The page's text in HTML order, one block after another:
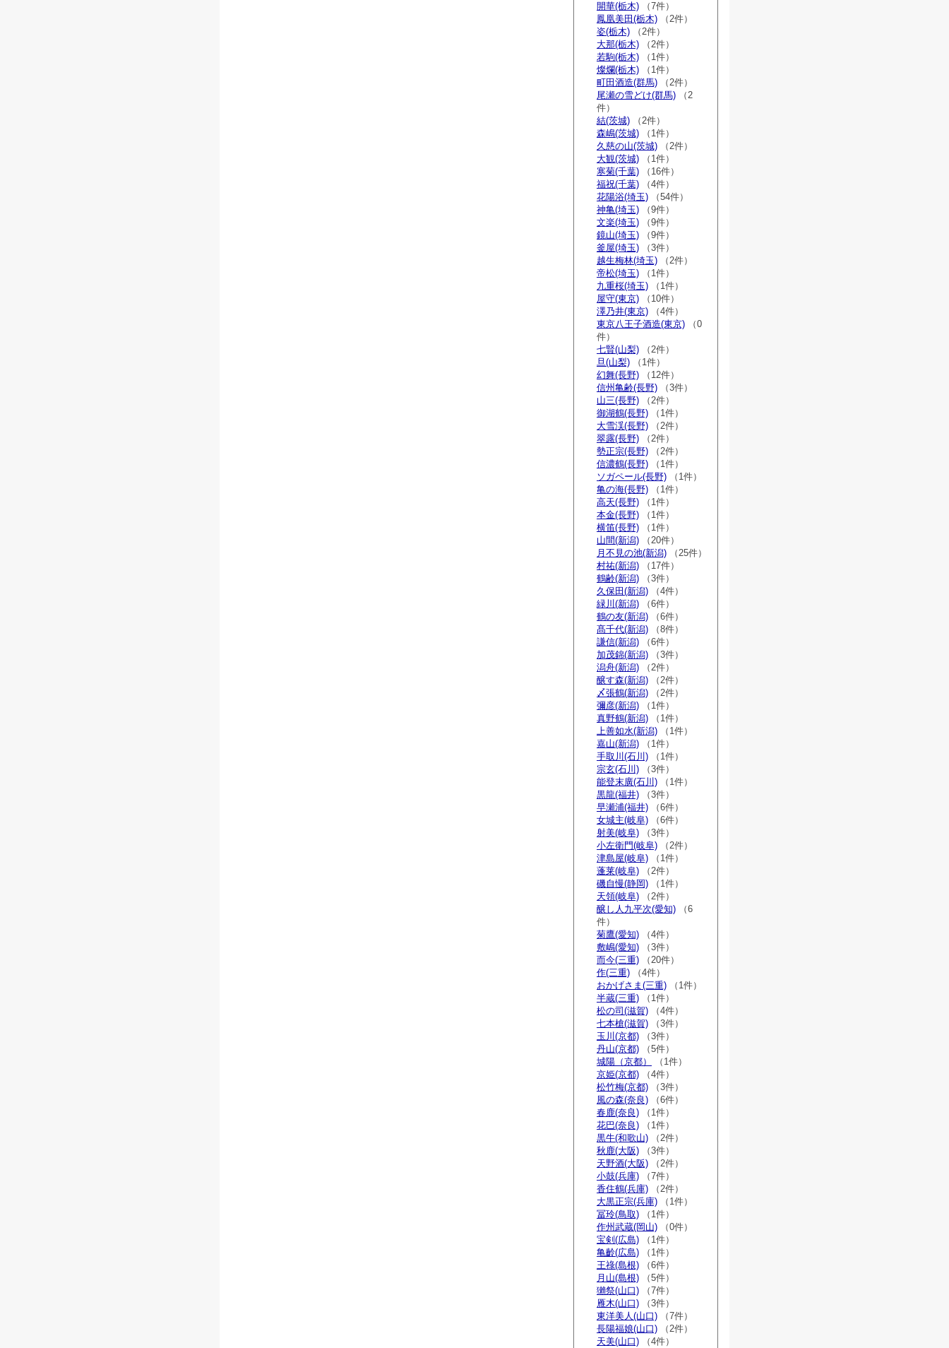
開華(栃木) （7件）
鳳凰美田(栃木) （2件）
姿(栃木) （2件）
大那(栃木) （2件）
若駒(栃木) （1件）
燦爛(栃木) （1件）
町田酒造(群馬) （2件）
尾瀬の雪どけ(群馬) （2
件）
結(茨城) （2件）
森嶋(茨城) （1件）
久慈の山(茨城) （2件）
大観(茨城) （1件）
寒菊(千葉) （16件）
福祝(千葉) （4件）
花陽浴(埼玉) （54件）
神亀(埼玉) （9件）
文楽(埼玉) （9件）
鏡山(埼玉) （9件）
釜屋(埼玉) （3件）
越生梅林(埼玉) （2件）
帝松(埼玉) （1件）
九重桜(埼玉) （1件）
屋守(東京) （10件）
澤乃井(東京) （4件）
東京八王子酒造(東京) （0
件）
七賢(山梨) （2件）
旦(山梨) （1件）
幻舞(長野) （12件）
信州亀齢(長野) （3件）
山三(長野) （2件）
御湖鶴(長野) （1件）
大雪渓(長野) （2件）
翠露(長野) （2件）
勢正宗(長野) （2件）
信濃鶴(長野) （1件）
ソガペール(長野) （1件）
亀の海(長野) （1件）
高天(長野) （1件）
本金(長野) （1件）
横笛(長野) （1件）
山間(新潟) （20件）
月不見の池(新潟) （25件）
村祐(新潟) （17件）
鶴齢(新潟) （3件）
久保田(新潟) （4件）
緑川(新潟) （6件）
鶴の友(新潟) （6件）
髙千代(新潟) （8件）
謙信(新潟) （6件）
加茂錦(新潟) （3件）
潟舟(新潟) （2件）
醸す森(新潟) （2件）
〆張鶴(新潟) （2件）
彌彦(新潟) （1件）
真野鶴(新潟) （1件）
上善如水(新潟) （1件）
嘉山(新潟) （1件）
手取川(石川) （1件）
宗玄(石川) （3件）
能登末廣(石川) （1件）
黒龍(福井) （3件）
早瀬浦(福井) （6件）
女城主(岐阜) （6件）
射美(岐阜) （3件）
小左衛門(岐阜) （2件）
津島屋(岐阜) （1件）
蓬莱(岐阜) （2件）
磯自慢(静岡) （1件）
天領(岐阜) （2件）
醸し人九平次(愛知) （6
件）
菊鷹(愛知) （4件）
敷嶋(愛知) （3件）
而今(三重) （20件）
作(三重) （4件）
おかげさま(三重) （1件）
半蔵(三重) （1件）
松の司(滋賀) （4件）
七本槍(滋賀) （3件）
玉川(京都) （3件）
丹山(京都) （5件）
城陽（京都）
（1件）
京姫(京都) （4件）
松竹梅(京都) （3件）
風の森(奈良) （6件）
春鹿(奈良) （1件）
花巴(奈良) （1件）
黒牛(和歌山) （2件）
秋鹿(大阪) （3件）
天野酒(大阪) （2件）
小鼓(兵庫) （7件）
香住鶴(兵庫) （2件）
大黒正宗(兵庫) （1件）
冨玲(鳥取) （1件）
作州武蔵(岡山) （0件）
宝剣(広島) （1件）
亀齡(広島) （1件）
王祿(島根) （6件）
月山(島根) （5件）
獺祭(山口) （7件）
雁木(山口) （3件）
東洋美人(山口) （7件）
長陽福娘(山口) （2件）
天美(山口) （4件）